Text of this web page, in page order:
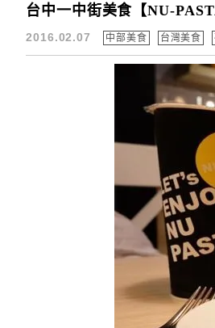
台中一中街美食【NU-
2016.02.07 中部美食 台灣美食